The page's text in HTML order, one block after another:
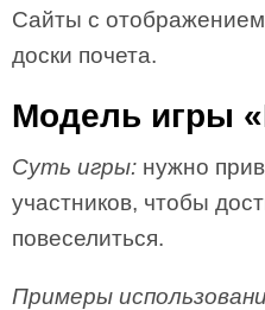
Сайты с
доски почета.
Модель игры
Суть игры: нужно
участников, чтобы
повеселиться.
Примеры